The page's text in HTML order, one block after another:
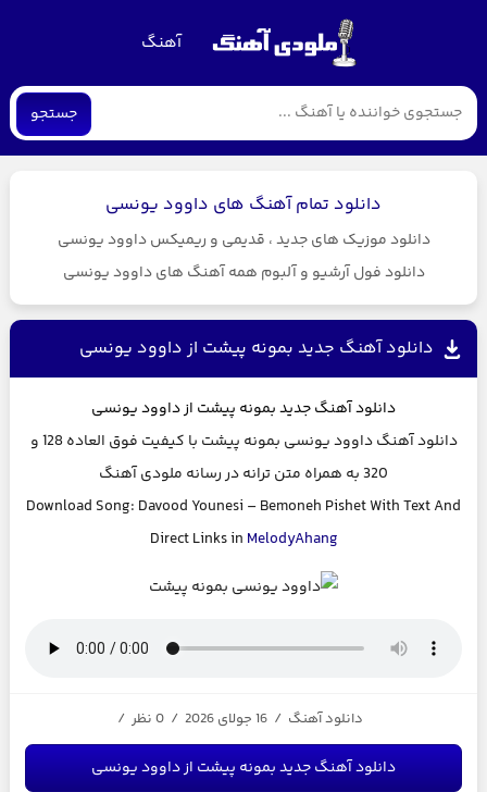
آهنگ
جستجو
دانلود تمام آهنگ های داوود یونسی
دانلود موزیک های جدید ، قدیمی و ریمیکس داوود یونسی
دانلود فول آرشیو و آلبوم همه آهنگ های داوود یونسی
دانلود آهنگ جدید بمونه پیشت از داوود یونسی
دانلود آهنگ جدیدبمونه پیشت ازداوود یونسی
دانلود آهنگ داوود یونسی بمونه پیشت با کیفیت فوق العاده 128 و
320 به همراه متن ترانه در رسانه ملودی آهنگ
Download Song: Davood Younesi –Bemoneh PishetWith Text And
Direct Links in MelodyAhang
دانلود آهنگ / 16 جولای 2026 / 0 نظر /
دانلود آهنگ جدید بمونه پیشت از داوود یونسی